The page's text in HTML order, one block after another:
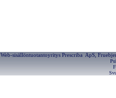
Web-sisällöntuotantoyritys Prescriba ApS,